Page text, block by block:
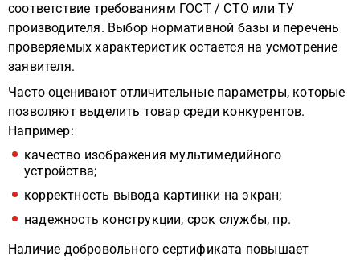
соответствие требованиям ГОСТ / СТО или ТУ
производителя. Выбор нормативной базы и перечень
проверяемых характеристик остается на усмотрение
заявителя.
Часто оценивают отличительные параметры, которые
позволяют выделить товар среди конкурентов.
Например:
качество изображения мультимедийного
устройства;
корректность вывода картинки на экран;
надежность конструкции, срок службы, пр.
Наличие добровольного сертификата повышает